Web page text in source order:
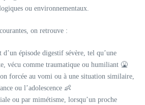
ou environnementaux.
on retrouve :
épisode digestif sévère, tel qu’une
vécu comme traumatique ou humiliant 🤮
forcée au vomi ou à une situation similaire,
ou l’adolescence 👶
ou par mimétisme, lorsqu’un proche